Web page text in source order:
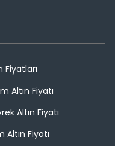
Fiyatları
Altın Fiyatı
Altın Fiyatı
Altın Fiyatı